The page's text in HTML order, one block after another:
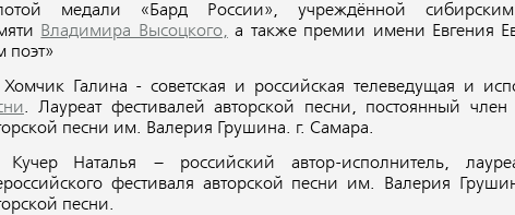
медали «Бард России», учреждённой
Владимира Высоцкого, а также премии имени Евгения
поэт»
Галина - советская и российская телеведущая и
. Лауреат фестивалей авторской песни, постоянный
песни им. Валерия Грушина. г. Самара.
Наталья – российский автор-исполнитель,
фестиваля авторской песни им. Валерия
песни.